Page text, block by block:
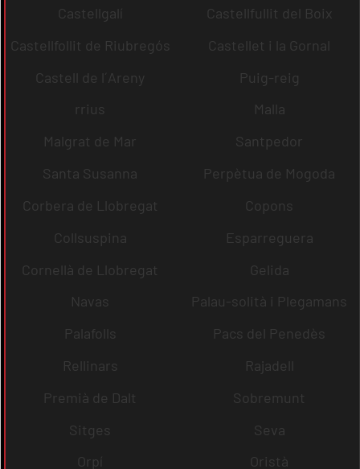
Castellgalí
Castellfullit del Boix
Castellfollit de Riubregós
Castellet i la Gornal
Castell de l´Areny
Puig-reig
rrius
Malla
Malgrat de Mar
Santpedor
Santa Susanna
Perpètua de Mogoda
Corbera de Llobregat
Copons
Collsuspina
Esparreguera
Cornellà de Llobregat
Gelida
Navas
Palau-solità i Plegamans
Palafolls
Pacs del Penedès
Rellinars
Rajadell
Premià de Dalt
Sobremunt
Sitges
Seva
Orpí
Oristà